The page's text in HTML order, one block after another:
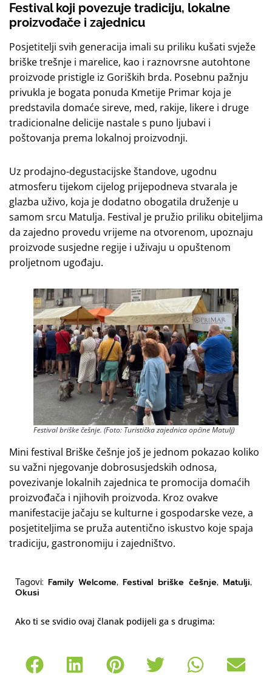
Festival koji povezuje tradiciju, lokalne
proizvođače i zajednicu
Posjetitelji svih generacija imali su priliku kušati svježe
briške trešnje i marelice, kao i raznovrsne autohtone
proizvode pristigle iz Goriških brda. Posebnu pažnju
privukla je bogata ponuda Kmetije Primar koja je
predstavila domaće sireve, med, rakije, likere i druge
tradicionalne delicije nastale s puno ljubavi i
poštovanja prema lokalnoj proizvodnji.
Uz prodajno-degustacijske štandove, ugodnu
atmosferu tijekom cijelog prijepodneva stvarala je
glazba uživo, koja je dodatno obogatila druženje u
samom srcu Matulja. Festival je pružio priliku obiteljima
da zajedno provedu vrijeme na otvorenom, upoznaju
proizvode susjedne regije i uživaju u opuštenom
proljetnom ugođaju.
Festival briške češnje. (Foto: Turistička zajednica općine Matulj)
Mini festival Briške češnje još je jednom pokazao koliko
su važni njegovanje dobrosusjedskih odnosa,
povezivanje lokalnih zajednica te promocija domaćih
proizvođača i njihovih proizvoda. Kroz ovakve
manifestacije jačaju se kulturne i gospodarske veze, a
posjetiteljima se pruža autentično iskustvo koje spaja
tradiciju, gastronomiju i zajedništvo.
Tagovi: Family Welcome, Festival briške češnje, Matulji,
Okusi
Ako ti se svidio ovaj članak podijeli ga s drugima: